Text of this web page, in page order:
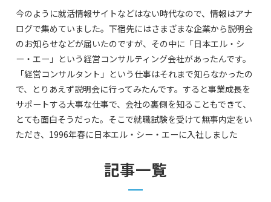
今のように就活情報サイトなどはない時代なので、情報はアナ
ログで集めていました。下宿先にはさまざまな企業から説明会
のお知らせなどが届いたのですが、その中に「日本エル・シ
ー・エー」という経営コンサルティング会社があったんです。
「経営コンサルタント」という仕事はそれまで知らなかったの
で、とりあえず説明会に行ってみたんです。すると事業成長を
サポートする大事な仕事で、会社の裏側を知ることもできて、
とても面白そうだった。そこで就職試験を受けて無事内定をい
ただき、1996年春に日本エル・シー・エーに入社しました
記事一覧